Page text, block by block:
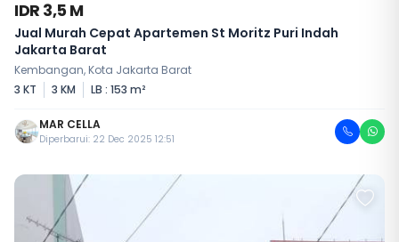
IDR 3,5 M
Jual Murah Cepat Apartemen St Moritz Puri Indah
Jakarta Barat
Kembangan, Kota Jakarta Barat
3 KT
3 KM LB : 153 m²
MAR CELLA
Diperbarui: 22 Dec 2025 12:51